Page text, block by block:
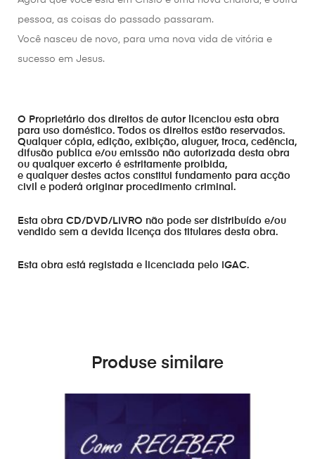
pessoa, as coisas do passado passaram.
Você nasceu de novo, para uma nova vida de vitória e
sucesso em Jesus.
O Proprietário dos direitos de autor licenciou esta obra
para uso doméstico. Todos os direitos estão reservados.
Qualquer cópia, edição, exibição, aluguer, troca, cedência,
difusão publica e/ou emissão não autorizada desta obra
ou qualquer excerto é estritamente proibida,
e qualquer destes actos constitui fundamento para acção
civil e poderá originar procedimento criminal.
Esta obra CD/DVD/LIVRO não pode ser distribuído e/ou
vendido sem a devida licença dos titulares desta obra.
Esta obra está registada e licenciada pelo IGAC.
Produse similare